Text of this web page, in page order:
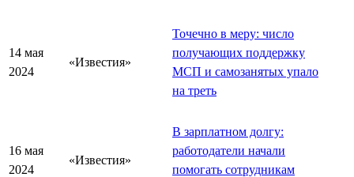
14 мая
2024
«Известия»
Точечно в меру: число
получающих поддержку
МСП и самозанятых упало
на треть
16 мая
2024
«Известия»
В зарплатном долгу:
работодатели начали
помогать сотрудникам